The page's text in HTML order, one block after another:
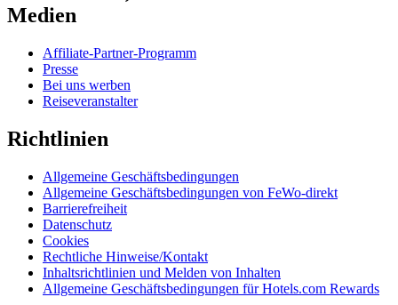
Medien
Affiliate-Partner-Programm
Presse
Bei uns werben
Reiseveranstalter
Richtlinien
Allgemeine Geschäftsbedingungen
Allgemeine Geschäftsbedingungen von FeWo-direkt
Barrierefreiheit
Datenschutz
Cookies
Rechtliche Hinweise/Kontakt
Inhaltsrichtlinien und Melden von Inhalten
Allgemeine Geschäftsbedingungen für Hotels.com Rewards